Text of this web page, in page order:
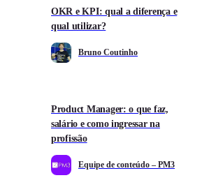
OKR e KPI: qual a diferença e
qual utilizar?
Bruno Coutinho
Product Manager: o que faz,
salário e como ingressar na
profissão
Equipe de conteúdo – PM3